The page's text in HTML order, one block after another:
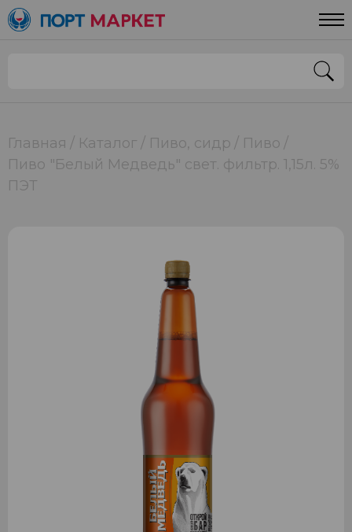
Главная Каталог Пиво, сидр
Пиво
Пиво "Белый Медведь" свет. фильтр. 1,15л. 5%
ПЭТ